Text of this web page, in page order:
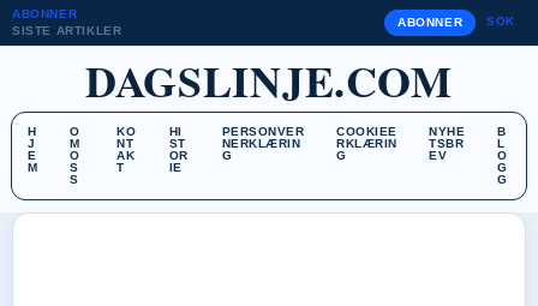
ABONNER
SISTE ARTIKLER
ABONNER SOK
DAGSLINJE.COM
H
J
E
M
O
M
O
S
S
KO
NT
AK
T
HI
ST
OR
IE
PERSONVER
NERKLÆRIN
G
COOKIEE
RKLÆRIN
G
NYHE
TSBR
EV
B
L
O
G
G